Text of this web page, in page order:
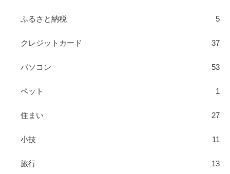
ふるさと納税 5
クレジットカード 37
パソコン 53
ペット 1
住まい 27
小技 11
旅行 13